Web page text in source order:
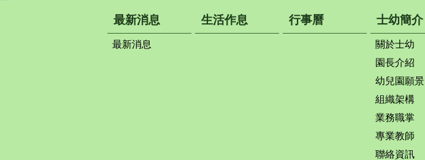
最新消息
最新消息
生活作息 行事曆 士幼簡介
關於士幼
園長介紹
幼兒園願景
組織架構
業務職掌
專業教師
聯絡資訊